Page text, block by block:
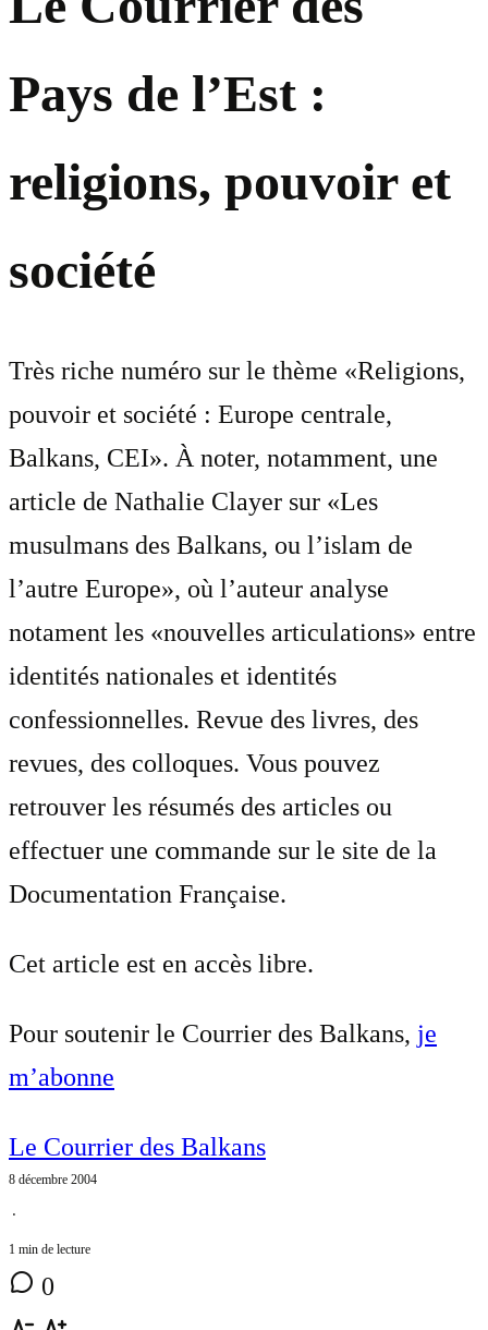
Pays de l’Est :
religions, pouvoir et
société
Très riche numéro sur le thème «Religions,
pouvoir et société : Europe centrale,
Balkans, CEI». À noter, notamment, une
article de Nathalie Clayer sur «Les
musulmans des Balkans, ou l’islam de
l’autre Europe», où l’auteur analyse
notament les «nouvelles articulations» entre
identités nationales et identités
confessionnelles. Revue des livres, des
revues, des colloques. Vous pouvez
retrouver les résumés des articles ou
effectuer une commande sur le site de la
Documentation Française.
Cet article est en accès libre.
Pour soutenir le Courrier des Balkans, je
m’abonne
Le Courrier des Balkans
8 décembre 2004
⋅
1 min de lecture
0